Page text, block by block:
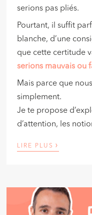
serions pas pliés.
Pourtant, il suffit
blanche, d’une
que cette certitude
serions mauvais ou
Mais parce que
simplement.
Je te propose
d’attention, les
LIRE PLUS ›